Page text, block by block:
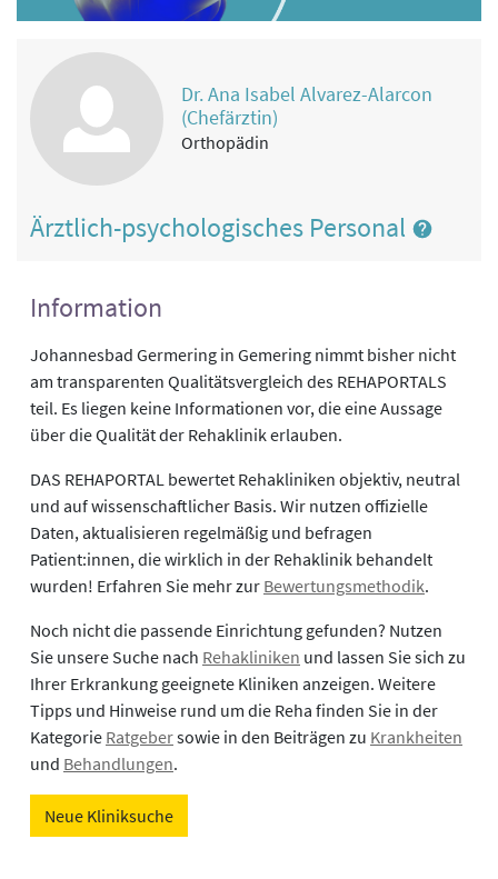
Dr. Ana Isabel Alvarez-Alarcon
(Chefärztin)
Orthopädin
Ärztlich-psychologisches Personal
Information
Johannesbad Germering in Gemering nimmt bisher nicht
am transparenten Qualitätsvergleich des REHAPORTALS
teil. Es liegen keine Informationen vor, die eine Aussage
über die Qualität der Rehaklinik erlauben.
DAS REHAPORTAL bewertet Rehakliniken objektiv, neutral
und auf wissenschaftlicher Basis. Wir nutzen offizielle
Daten, aktualisieren regelmäßig und befragen
Patient:innen, die wirklich in der Rehaklinik behandelt
wurden! Erfahren Sie mehr zur Bewertungsmethodik.
Noch nicht die passende Einrichtung gefunden? Nutzen
Sie unsere Suche nach Rehakliniken und lassen Sie sich zu
Ihrer Erkrankung geeignete Kliniken anzeigen. Weitere
Tipps und Hinweise rund um die Reha finden Sie in der
Kategorie Ratgebersowie in den Beiträgen zu Krankheiten
und Behandlungen.
Neue Kliniksuche